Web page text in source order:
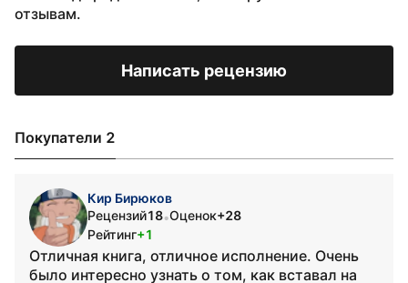
отзывам.
Написать рецензию
Покупатели 2
Кир Бирюков
Рецензий18•Оценок+28
Рейтинг+1
Отличная книга, отличное исполнение. Очень
было интересно узнать о том, как вставал на